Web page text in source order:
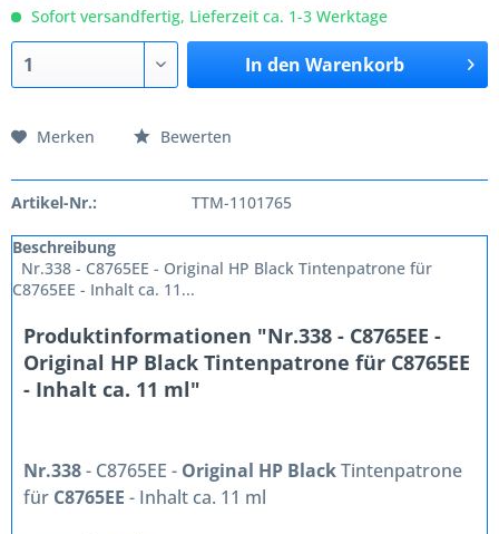
Sofort versandfertig, Lieferzeit ca. 1-3 Werktage
In den Warenkorb
Merken Bewerten
Artikel-Nr.: TTM-1101765
Beschreibung
Nr.338 - C8765EE - Original HP Black Tintenpatrone für
C8765EE - Inhalt ca. 11...
Produktinformationen "Nr.338 - C8765EE -
Original HP Black Tintenpatrone für C8765EE
- Inhalt ca. 11 ml"
Nr.338- C8765EE - Original HP BlackTintenpatrone
für C8765EE - Inhalt ca. 11 ml